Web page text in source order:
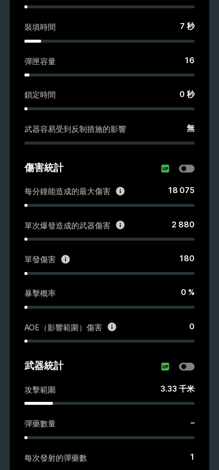
裝填時間 7 秒
彈匣容量 16
鎖定時間 0 秒
武器容易受到反制措施的影響 無
傷害統計
每分鐘能造成的最大傷害 18 075
單次爆發造成的武器傷害 2 880
單發傷害 180
暴擊概率 0 %
AOE（影響範圍）傷害 0
武器統計
攻擊範圍 3.33 千米
彈藥數量 –
每次發射的彈藥數 1